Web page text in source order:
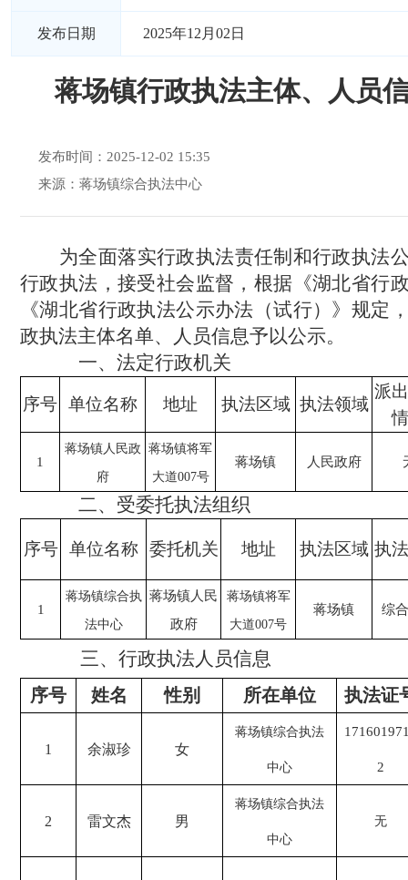
发布日期 2025年12月02日
蒋场镇行政执法主体、人员
发布时间：2025-12-02 15:35
来源：蒋场镇综合执法中心
为全面落实行政执法责任制和行政执法
行政执法，接受社会监督，根据《湖北省行
《湖北省行政执法公示办法（试行）》规定
政执法主体名单、人员信息予以公示。
一、 法定行政机关
序号 单位名称 地址 执法区域 执法领域
派
1
蒋场镇人民政
府
蒋场镇将军
大道007号
蒋场镇 人民政府
二、受委托执法组织
序号 单位名称 委托机关 地址 执法区域 执
1
蒋场镇综合执
法中心
蒋场镇人民
政府
蒋场镇将军
大道007号
蒋场镇 综
三、行政执法人员信息
序号 姓名 性别 所在单位 执法证
1 余淑珍 女
蒋场镇综合执法
中心 2
2 雷文杰 男
蒋场镇综合执法
中心
无